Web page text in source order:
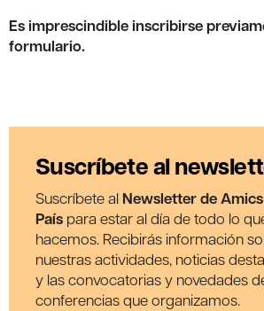
Es imprescindible inscribirse
formulario.
Suscríbete al
Suscríbete al Newsletter de
País para estar al día de todo lo
hacemos. Recibirás información
nuestras actividades, noticias
y las convocatorias y novedades
conferencias que organizamos.